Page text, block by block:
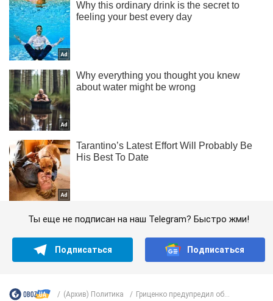
Ты еще не подписан на наш Telegram? Быстро жми!
Подписаться Подписаться
(Архив) Политика Гриценко предупредил об...